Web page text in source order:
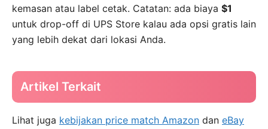
kemasan atau label cetak. Catatan: ada biaya $1
untuk drop-off di UPS Store kalau ada opsi gratis lain
yang lebih dekat dari lokasi Anda.
Artikel Terkait
Lihat juga kebijakan price match Amazon dan eBay